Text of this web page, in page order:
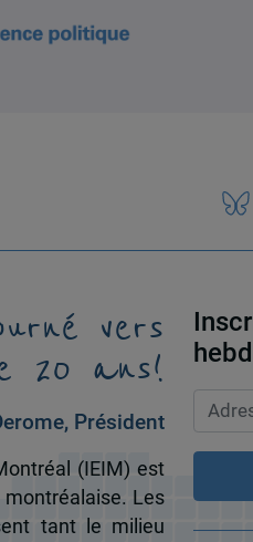
vers
20 ans!
Président
(IEIM) est
montréalaise. Les
tant le milieu